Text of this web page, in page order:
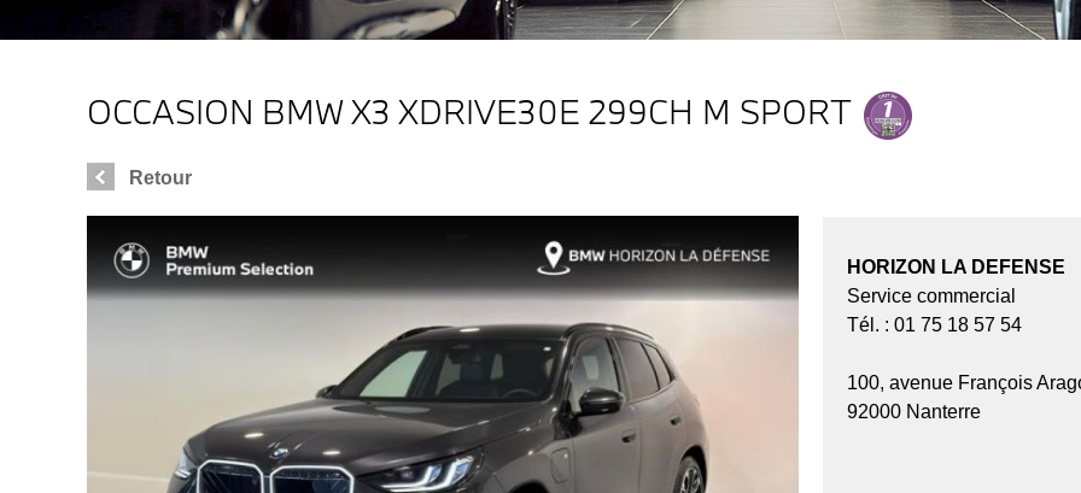
OCCASION BMW X3 XDRIVE30E 299CH M SPORT
Retour
HORIZON LA DEFENSE
Service commercial
Tél. : 01 75 18 57 54
100, avenue François
92000 Nanterre